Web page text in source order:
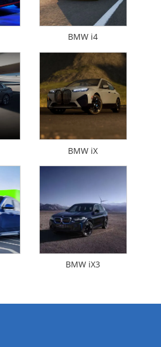
BMW i4
BMW iX
BMW iX3